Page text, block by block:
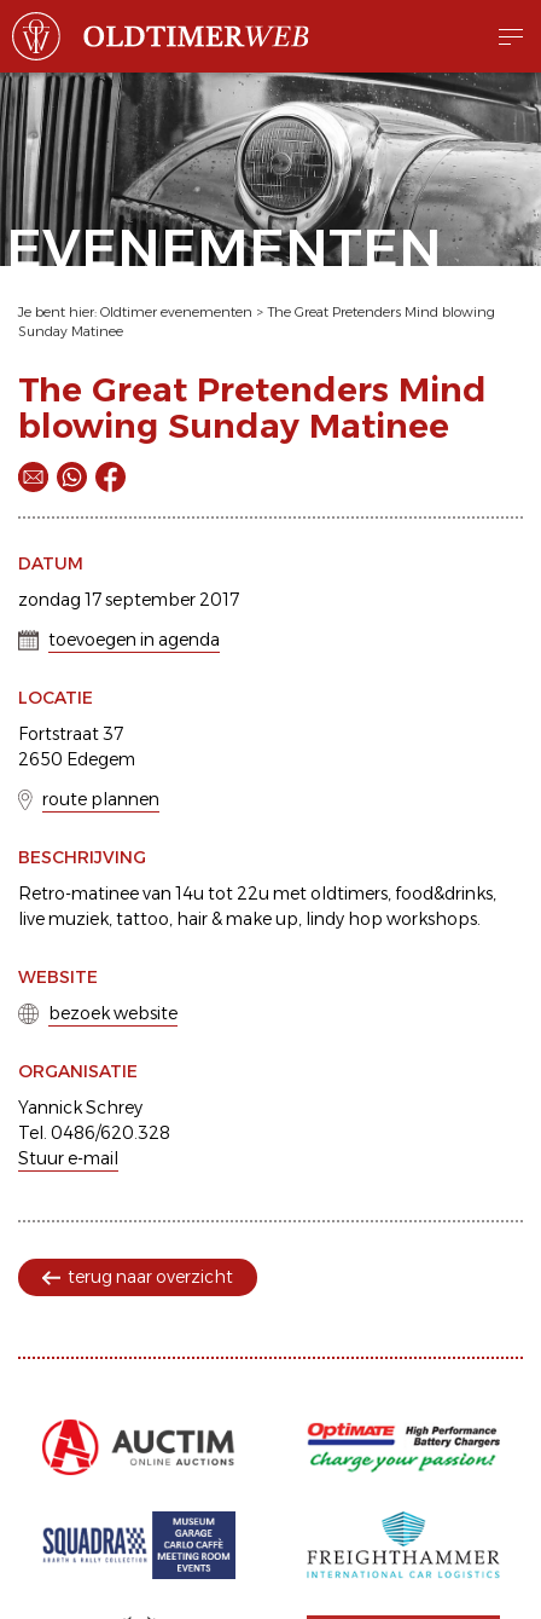
EVENEMENTEN
Je bent hier: Oldtimer evenementen > The Great Pretenders Mind blowing
Sunday Matinee
The Great Pretenders Mind
blowing Sunday Matinee
DATUM
zondag 17 september 2017
toevoegen in agenda
LOCATIE
Fortstraat 37
2650 Edegem
route plannen
BESCHRIJVING
Retro-matinee van 14u tot 22u met oldtimers, food&drinks,
live muziek, tattoo, hair & make up, lindy hop workshops.
WEBSITE
bezoek website
ORGANISATIE
Yannick Schrey
Tel. 0486/620.328
Stuur e-mail
terug naar overzicht